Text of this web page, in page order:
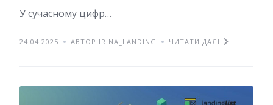
У сучасному цифр…
24.04.2025 АВТОР IRINA_LANDING ЧИТАТИ ДАЛІ